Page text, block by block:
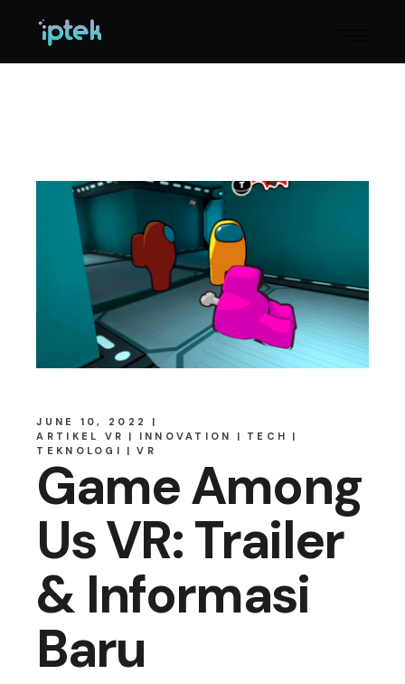
JUNE 10, 2022
ARTIKEL VR
INNOVATION
TECH
TEKNOLOGI
VR
Game Among
Us VR: Trailer
& Informasi
Baru